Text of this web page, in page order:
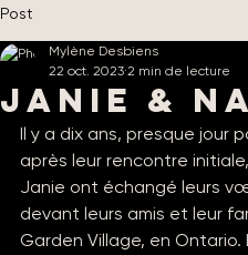
Post
Janie &
Mylène Desbiens
22 oct. 2023 2 min de lecture
Il y a dix ans, presque jour
après leur rencontre
Janie ont échangé leurs
devant leurs amis et leur
Garden Village, en Ontario.